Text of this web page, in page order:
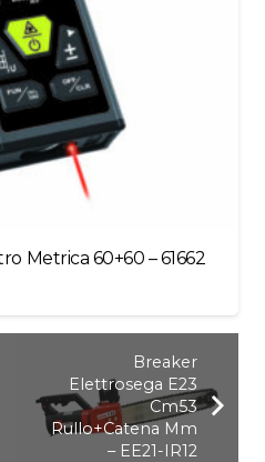
Metrica 60+60 – 61662
Breaker
Elettrosega E23
Cm53
Rullo+Catena Mm
– EE21-IR12